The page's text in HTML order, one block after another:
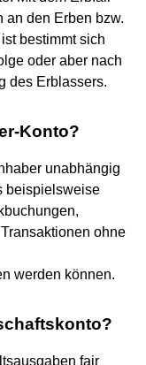
an den Erben bzw.
bestimmt sich
oder aber nach
des Erblassers.
Konto?
unabhängig
beispielsweise
ohne
werden können.
fair